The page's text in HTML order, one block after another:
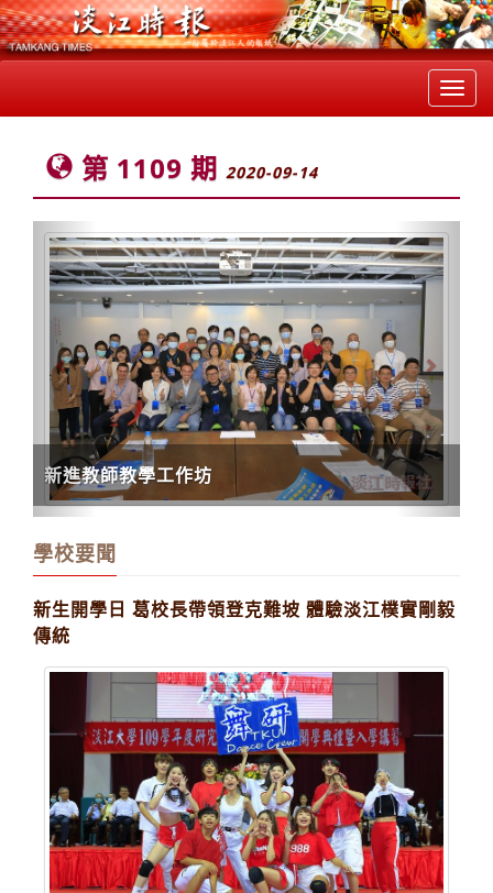
第 1109 期 2020-09-14
新進教師教學工作坊
Previous Next
學校要聞
新生開學日 葛校長帶領登克難坡 體驗淡江樸實剛毅
傳統